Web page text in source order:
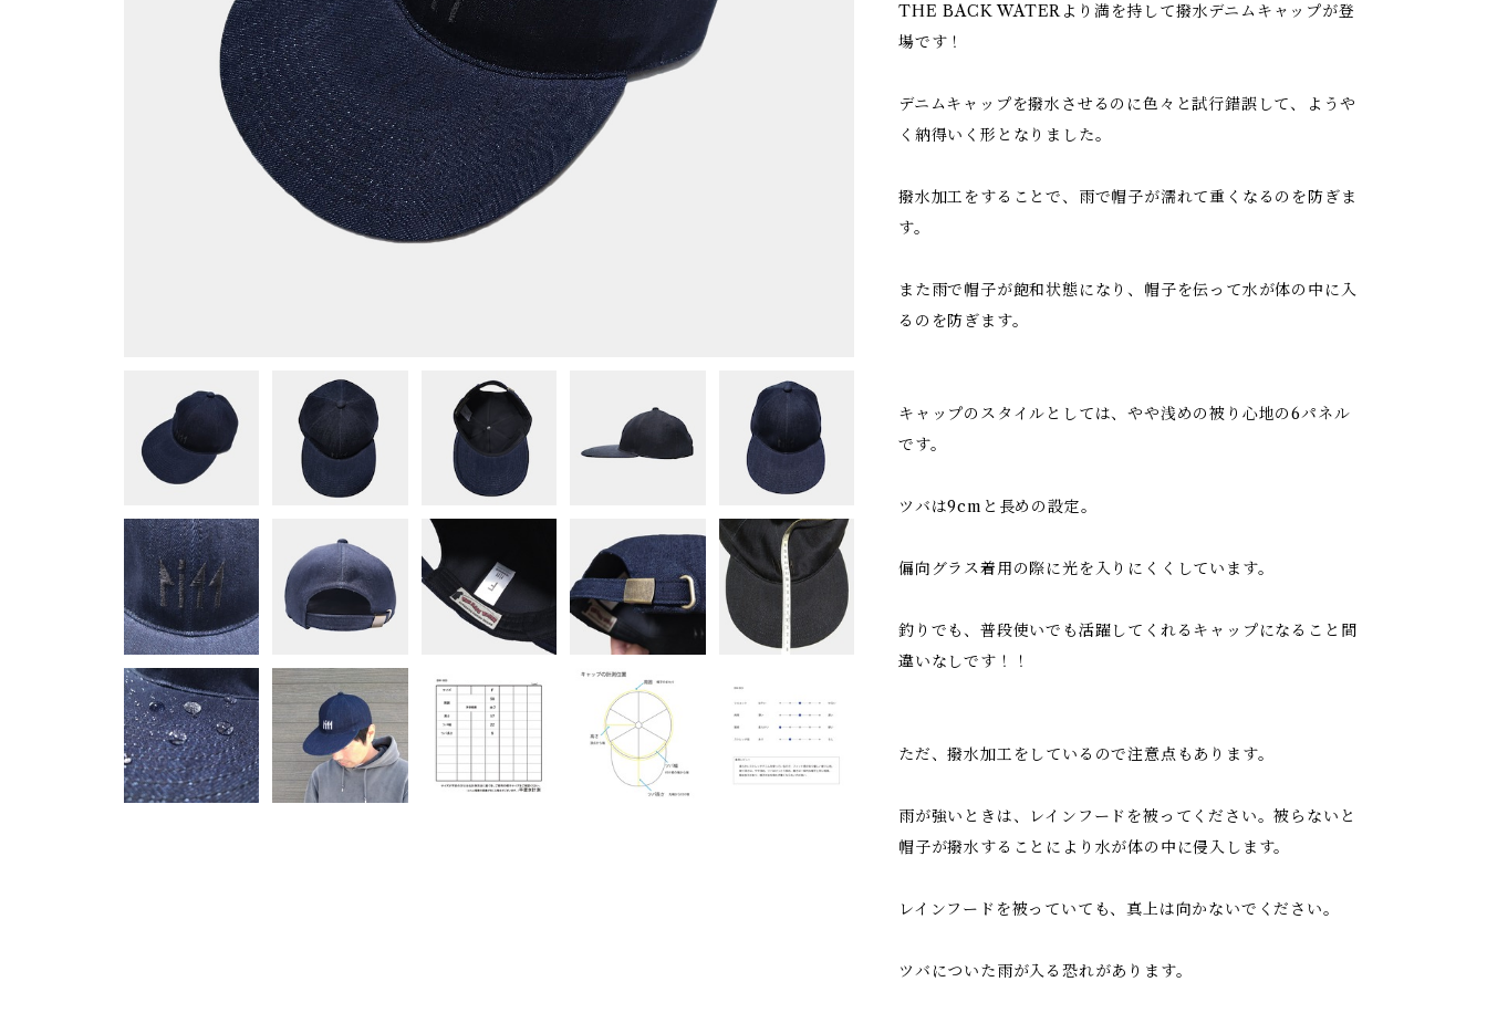
THE BACK WATERより満を持して撥水デニムキャップが登
場です！
デニムキャップを撥水させるのに色々と試行錯誤して、ようや
く納得いく形となりました。
撥水加工をすることで、雨で帽子が濡れて重くなるのを防ぎま
す。
また雨で帽子が飽和状態になり、帽子を伝って水が体の中に入
るのを防ぎます。
キャップのスタイルとしては、やや浅めの被り心地の6パネル
です。
ツバは9cmと長めの設定。
偏向グラス着用の際に光を入りにくくしています。
釣りでも、普段使いでも活躍してくれるキャップになること間
違いなしです！！
ただ、撥水加工をしているので注意点もあります。
雨が強いときは、レインフードを被ってください。被らないと
帽子が撥水することにより水が体の中に侵入します。
レインフードを被っていても、真上は向かないでください。
ツバについた雨が入る恐れがあります。